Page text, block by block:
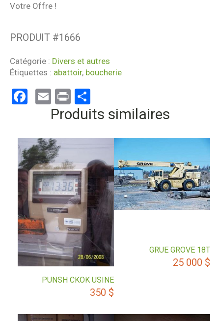
Votre Offre !
PRODUIT #1666
Catégorie : Divers et autres
Étiquettes : abattoir, boucherie
Facebook
Email
Print
Produits similaires
GRUE GROVE 18T
25 000 $
PUNSH CKOK USINE
350 $